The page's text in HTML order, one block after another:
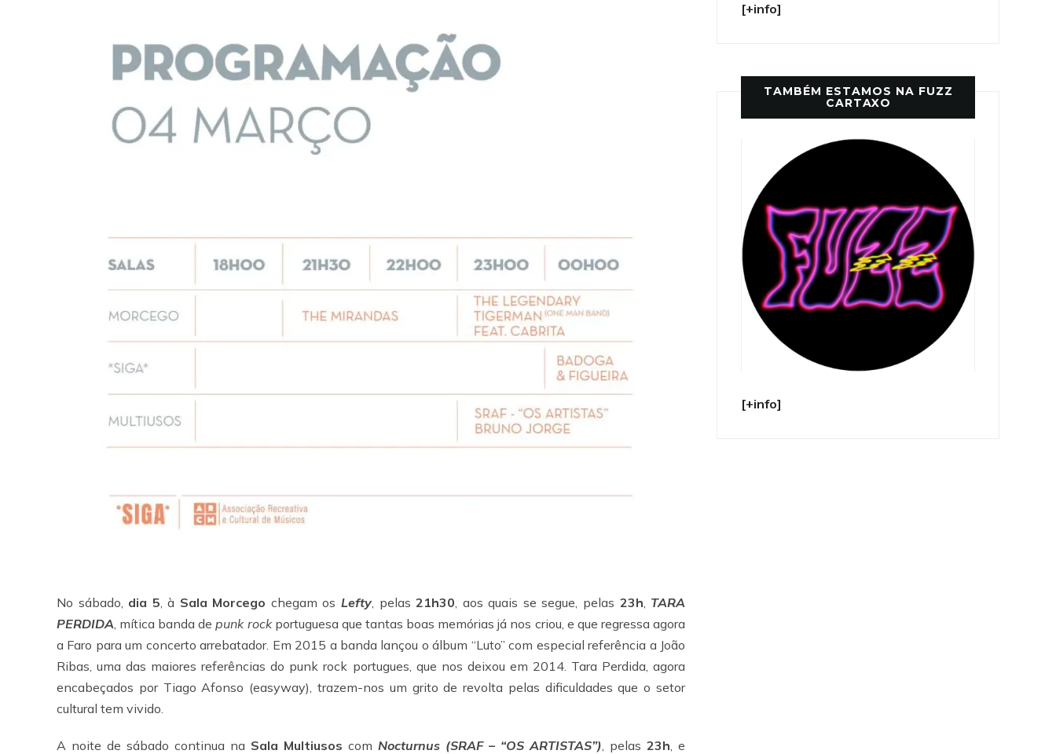
No sábado, dia 5, à Sala Morcego chegam osLefty, pelas21h30, aos quais se segue, pelas 23h, TARA
PERDIDA, mítica banda depunk rockportuguesa que tantas boas memórias já nos criou, e que regressa agora
a Faro para um concerto arrebatador. Em 2015 a banda lançou o álbum “Luto” com especial referência a João
Ribas, uma das maiores referências do punk rock portugues, que nos deixou em 2014. Tara Perdida, agora
encabeçados por Tiago Afonso (easyway), trazem-nos um grito de revolta pelas dificuldades que o setor
cultural tem vivido.
A noite de sábado continua na Sala Multiusos com Nocturnus (SRAF – “OS ARTISTAS”), pelas 23h, e
[+info]
TAMBÉM ESTAMOS NA FUZZ
CARTAXO
[+info]